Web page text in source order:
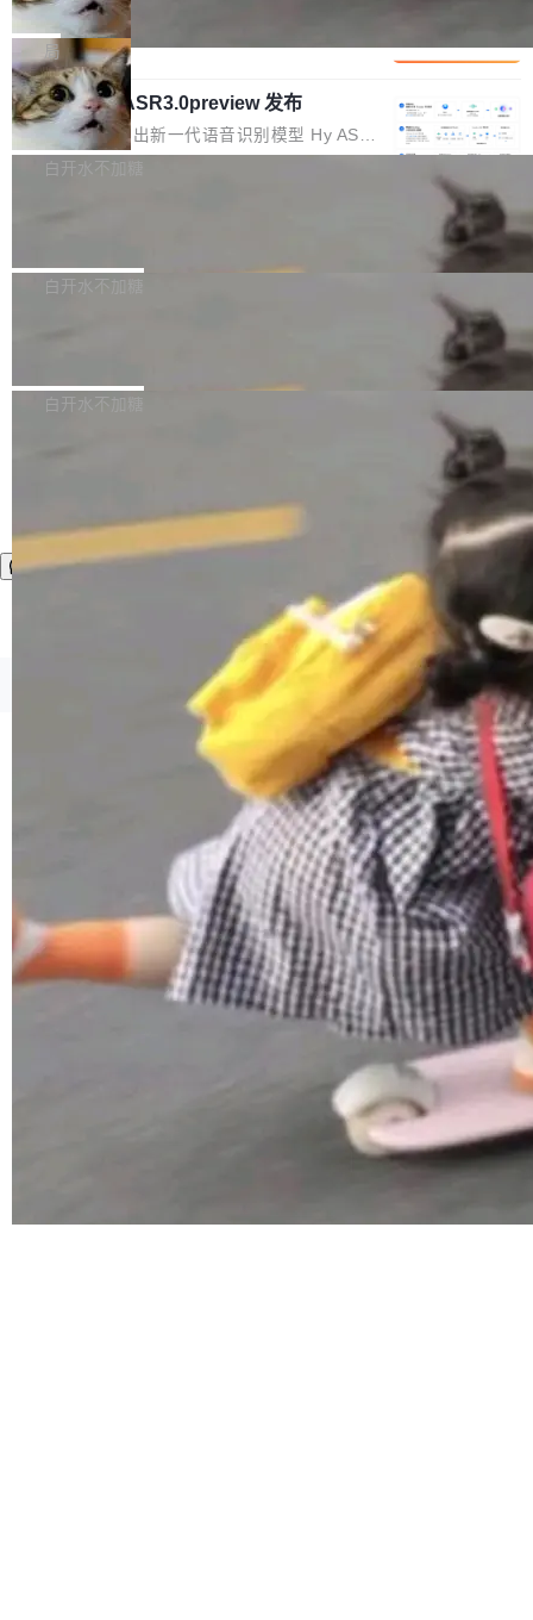
代码检索手段（如关键词匹配、目录遍历）仅能
在语法层面完成文本定位，难以触及代码的语义
内涵与结构关联，导致开发者使用代码智能体在
理解大规模代码仓时面临显著"代码仓理解"瓶
颈。 代码仓深度理解服务（以下简称" CodeBas
e深度理解服务"）是华为云码道（CodeA...
短剧部门，有互联网大厂背景。在公司内部架构
调整期间，部门三次通知全员将数据从A集群迁
移到B集群，王某都回复了"收到"。 他没有迁移
数据。2024年9月3日下午4点，他使用此前登录
的账号密码进入A集群，输入了一条被程序员圈
称为"删库跑路"的命令——最高管理员权限、无
自研的多个文生3D和...
che 量化 + 权重压缩，吞吐量提升 4
1%，成本降 30%
Kimi 和 GLM 是当前最强的大模型系列之一，但
它们有一个共同的问题：太吃显存了。月之暗面
的 Kimi K 系列和智谱的 GLM 都是长上下文、M
oE 架构的大模型，好用到让人上瘾，但 GPU 显
存永远不够用。 Cloudflare 的 Workers AI 团队
一直在跑这些模型的推理。他们在官方博客上发
整性保护。效果是：吞吐量提升 41%，每 token
局
腾讯混元 Hy ASR3.0preview 发布
腾讯混元正式推出新一代语音识别模型 Hy ASR
3.0preview。基于最新一代大语言模型 Hy3 的
让语音识别不再只是听清，而是真正听懂。通过
w 不要求标准普通话，方言识别覆盖粤语、吴语
白开水不加糖
新和少量网页兼容性修复版本。 Changes/fixe
容提供的字体时出现的几个问题 为避免音频加
质的最低采样率）的音频格式将被拒绝 修复了 C
SS 圆角虚线样式中可能存在的问题 如果表单中
的图像元素不在同一个子树中，则它们将不再关
白开水不加糖
发布的 Release Notes，他利用 AI 工具（如 Co
最强的若干项。对于尚未正式发版的 PG 19，则
通过拉取过去一年内（从 PG 18 Beta1 时间点
至今）的所有 commit，同样交由 AI 分析提炼。
经过人工复核，准确度令人满意。这一方法也为
社区爱好者提供了高效跟踪新版本的思路。
白开水不加糖
©OSCHINA(OSChina.NET) 京ICP备2025119063号